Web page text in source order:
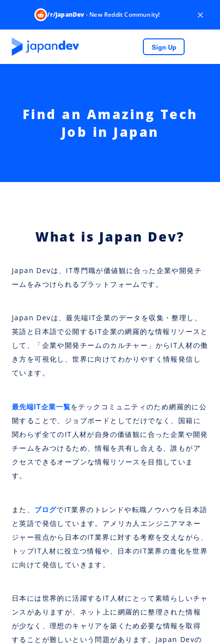
/r/JapanDev- New Reddit Community! ×
Sign Up
Find an Amazing Tech
Job in Japan
What is Japan Dev?
Japan Devは、IT専門職が価値観に合った企業や開発チ
ームをみつけられるプラットフォームです。
Japan Devは、最先端IT企業のデータを収集・整理し、
英語と日本語で公開するIT企業の網羅的な情報リソースと
して、「企業や開発チームのカルチャー」からIT人材の働
き方を可視化し、世界に向けてわかりやすく情報発信し
ています。
最先端IT企業一覧をテックコミュニティのため網羅的に公
開することで、ジョブボードとしてだけでなく、国籍に
関わらず全てのIT人材が自身の価値観に合った企業や開発
チームをみつけるため、情報を共有し合える、誰もがア
クセスできるオープンな情報リソースを目指していま
す。
また、 ブログでIT業界のトレンドや転職ノウハウを日本語
と英語で発信しています。アメリカ人エンジニアマネー
ジャー視点から日本のIT業界に対する考察を交えながら、
トップIT人材に役立つ情報や、日本のIT業界の進化を世界
に向けて発信していきます。
日本には世界的に活躍するIT人材にとって素晴らしいチャ
ンスがありますが、ネット上に網羅的に整理された情報
が少なく、理想のキャリアを築くため必要な情報を取得
することが難しいという問題があります。Japan Devの